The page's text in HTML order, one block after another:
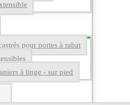
pour portes à rabat
à linge - sur pied